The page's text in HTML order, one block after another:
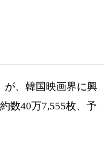
が、韓国映画界に興
数40万7,555枚、予